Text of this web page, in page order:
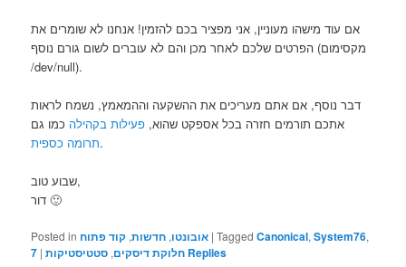
אם עוד מישהו מעוניין, אני מפציר בכם להזמין! אנחנו לא שומרים את
הפרטים שלכם לאחר מכן והם לא עוברים לשום גורם נוסף (מקסימום
‎/dev/null).
דבר נוסף, אם אתם מעריכים את ההשקעה וההמאמץ, נשמח לראות
אתכם תורמים חזרה בכל אספקט שהוא, פעילות בקהילה כמו גם
תרומה כספית.
שבוע טוב,
דור 🙂
Posted in אובונטו, חדשות, קוד פתוח |Tagged Canonical,System76,
חלוקת דיסקים, סטטיסטיקות |
7 Replies